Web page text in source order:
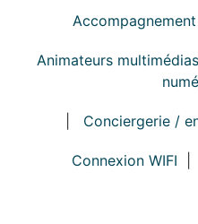
Animateurs
Conciergerie /
Connexion WIFI